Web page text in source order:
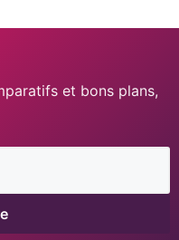
et bons plans,